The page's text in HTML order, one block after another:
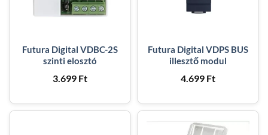
Futura Digital VDBC-2S
szinti elosztó
3.699 Ft
Futura Digital VDPS BUS
illesztő modul
4.699 Ft